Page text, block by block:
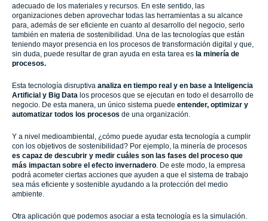
adecuado de los materiales y recursos. En este sentido, las
organizaciones deben aprovechar todas las herramientas a su alcance
para, además de ser eficiente en cuanto al desarrollo del negocio, serlo
también en materia de sostenibilidad. Una de las tecnologías que están
teniendo mayor presencia en los procesos de transformación digital y que,
sin duda, puede resultar de gran ayuda en esta tarea es la minería de
procesos.
Esta tecnología disruptiva analiza en tiempo real y en base a Inteligencia
Artificial y Big Data los procesos que se ejecutan en todo el desarrollo de
negocio. De esta manera, un único sistema puede entender, optimizar y
automatizar todos los procesos de una organización.
Y a nivel medioambiental, ¿cómo puede ayudar esta tecnología a cumplir
con los objetivos de sostenibilidad? Por ejemplo, la minería de procesos
es capaz de descubrir y medir cuáles son las fases del proceso que
más impactan sobre el efecto invernadero. De este modo, la empresa
podrá acometer ciertas acciones que ayuden a que el sistema de trabajo
sea más eficiente y sostenible ayudando a la protección del medio
ambiente.
Otra aplicación que podemos asociar a esta tecnología es la simulación.